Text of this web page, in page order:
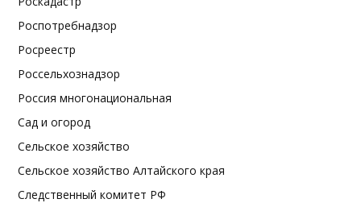
Роспотребнадзор
Росреестр
Россельхознадзор
Россия многонациональная
Сад и огород
Сельское хозяйство
Сельское хозяйство Алтайского края
Следственный комитет РФ